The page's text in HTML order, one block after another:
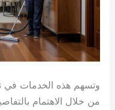
وتسهم هذه الخدمات في
من خلال الاهتمام